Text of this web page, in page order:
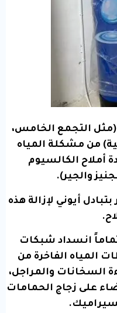
التجمع الخامس،
من مشكلة المياه
أملاح الكالسيوم
والجير).
أيوني لإزالة هذه
انسداد شبكات
المياه الفاخرة من
السخانات والمراجل،
على زجاج الحمامات